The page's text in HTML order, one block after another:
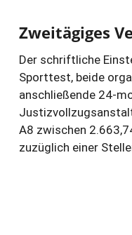
Zweitägiges
Der schriftliche
Sporttest, beide
anschließende 24-
A8 zwischen
zuzüglich einer